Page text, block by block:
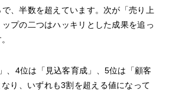
で、半数を超えています。次が「売り上
プの二つはハッキリとした成果を追っ
、4位は「見込客育成」、5位は「顧客
り、いずれも3割を超える値になって